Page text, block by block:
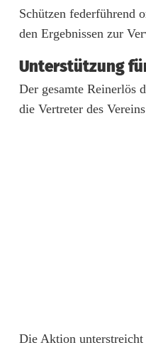
s
s
e
i
n
d
Schützen federführend
den Ergebnissen zur
Unterstützung
Der gesamte Reinerlös
die Vertreter des
Die Aktion unterstreicht